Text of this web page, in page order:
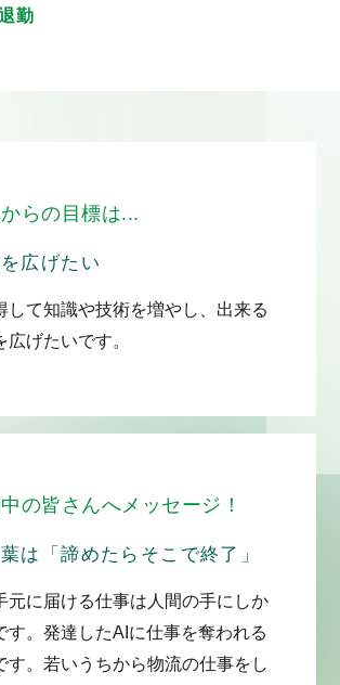
勤
らの目標は...
広げたい
して知識や技術を増やし、出来る
げたいです。
の皆さんへメッセージ！
は「諦めたらそこで終了」
元に届ける仕事は人間の手にしか
す。発達したAIに仕事を奪われる
す。若いうちから物流の仕事をし